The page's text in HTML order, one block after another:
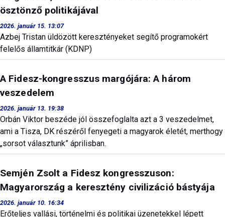
ösztönző politikájával
2026. január 15. 13:07
Azbej Tristan üldözött keresztényeket segítő programokért
felelős államtitkár (KDNP)
A Fidesz-kongresszus margójára: A három
veszedelem
2026. január 13. 19:38
Orbán Viktor beszéde jól összefoglalta azt a 3 veszedelmet,
ami a Tisza, DK részéről fenyegeti a magyarok életét, merthogy
„sorsot választunk” áprilisban.
Semjén Zsolt a Fidesz kongresszuson:
Magyarország a keresztény civilizáció bástyája
2026. január 10. 16:34
Erőteljes vallási, történelmi és politikai üzenetekkel lépett